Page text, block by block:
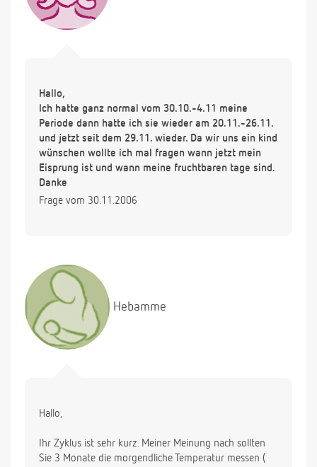
Hallo,
Ich hatte ganz normal vom 30.10.-4.11 meine
Periode dann hatte ich sie wieder am 20.11.-26.11.
und jetzt seit dem 29.11. wieder. Da wir uns ein kind
wünschen wollte ich mal fragen wann jetzt mein
Eisprung ist und wann meine fruchtbaren tage sind.
Danke
Frage vom 30.11.2006
Hebamme
Hallo,
Ihr Zyklus ist sehr kurz. Meiner Meinung nach sollten
Sie 3 Monate die morgendliche Temperatur messen (